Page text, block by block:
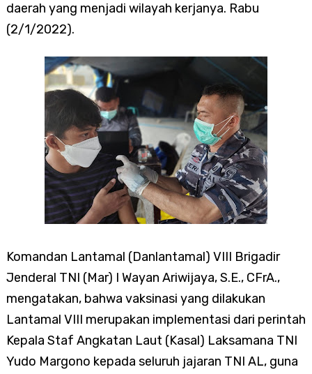
daerah yang menjadi wilayah kerjanya. Rabu
(2/1/2022).
Komandan Lantamal (Danlantamal) VIII Brigadir
Jenderal TNI (Mar) I Wayan Ariwijaya, S.E., CFrA.,
mengatakan, bahwa vaksinasi yang dilakukan
Lantamal VIII merupakan implementasi dari perintah
Kepala Staf Angkatan Laut (Kasal) Laksamana TNI
Yudo Margono kepada seluruh jajaran TNI AL, guna